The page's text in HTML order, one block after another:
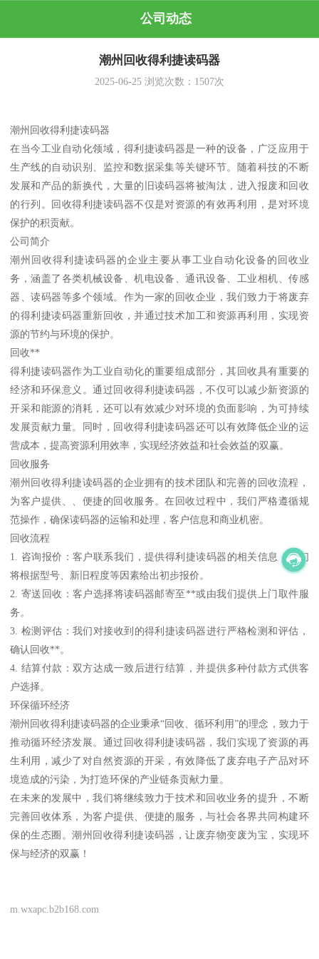
公司动态
潮州回收得利捷读码器
2025-06-25 浏览次数： 1507次
潮州回收得利捷读码器
在当今工业自动化领域，得利捷读码器是一种的设备，广泛应用于
生产线的自动识别、监控和数据采集等关键环节。随着科技的不断
发展和产品的新换代，大量的旧读码器将被淘汰，进入报废和回收
的行列。回收得利捷读码器不仅是对资源的有效再利用，是对环境
保护的积贡献。
公司简介
潮州回收得利捷读码器的企业主要从事工业自动化设备的回收业
务，涵盖了各类机械设备、机电设备、通讯设备、工业相机、传感
器、读码器等多个领域。作为一家的回收企业，我们致力于将废弃
的得利捷读码器重新回收，并通过技术加工和资源再利用，实现资
源的节约与环境的保护。
回收**
得利捷读码器作为工业自动化的重要组成部分，其回收具有重要的
经济和环保意义。通过回收得利捷读码器，不仅可以减少新资源的
开采和能源的消耗，还可以有效减少对环境的负面影响，为可持续
发展贡献力量。同时，回收得利捷读码器还可以有效降低企业的运
营成本，提高资源利用效率，实现经济效益和社会效益的双赢。
回收服务
潮州回收得利捷读码器的企业拥有的技术团队和完善的回收流程，
为客户提供、、便捷的回收服务。在回收过程中，我们严格遵循规
范操作，确保读码器的运输和处理，客户信息和商业机密。
回收流程
1. 咨询报价：客户联系我们，提供得利捷读码器的相关信息，我们
将根据型号、新旧程度等因素给出初步报价。
2. 寄送回收：客户选择将读码器邮寄至**或由我们提供上门取件服
务。
3. 检测评估：我们对接收到的得利捷读码器进行严格检测和评估，
确认回收**。
4. 结算付款：双方达成一致后进行结算，并提供多种付款方式供客
户选择。
环保循环经济
潮州回收得利捷读码器的企业秉承“回收、循环利用”的理念，致力于
推动循环经济发展。通过回收得利捷读码器，我们实现了资源的再
生利用，减少了对自然资源的开采，有效降低了废弃电子产品对环
境造成的污染，为打造环保的产业链条贡献力量。
在未来的发展中，我们将继续致力于技术和回收业务的提升，不断
完善回收体系，为客户提供、便捷的服务，与社会各界共同构建环
保的生态圈。潮州回收得利捷读码器，让废弃物变废为宝，实现环
保与经济的双赢！
m.wxapc.b2b168.com